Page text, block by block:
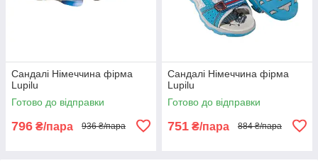
Сандалі Німеччина фірма
Lupilu
Готово до відправки
796 ₴/пара 936 ₴/пара
Сандалі Німеччина фірма
Lupilu
Готово до відправки
751 ₴/пара 884 ₴/пара